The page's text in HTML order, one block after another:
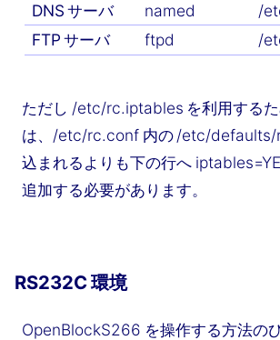
DNS サーバ
named
/
FTP サーバ
ftpd /
ただし /etc/rc.iptables を利用する
は、/etc/rc.conf 内の /etc/defaults/
込まれるよりも下の行へ
追加する必要があります。
RS232C 環境
OpenBlockS266 を操作する方法の